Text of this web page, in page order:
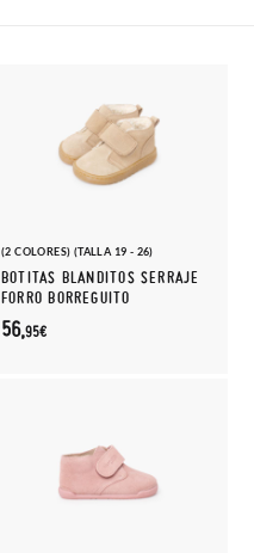
(2 COLORES) (TALLA 19 - 26)
BOTITAS BLANDITOS SERRAJE
FORRO BORREGUITO
56,95€